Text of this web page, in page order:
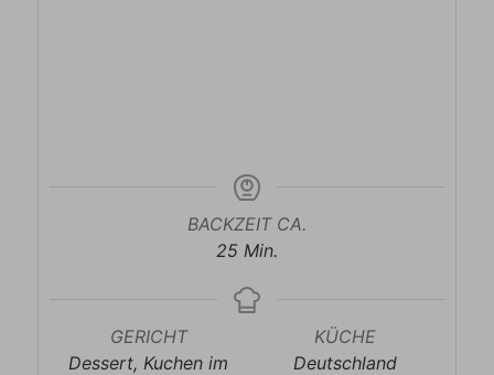
BACKZEIT CA.
25Minuten
Min.
GERICHT
Dessert, Kuchen im
KÜCHE
Deutschland